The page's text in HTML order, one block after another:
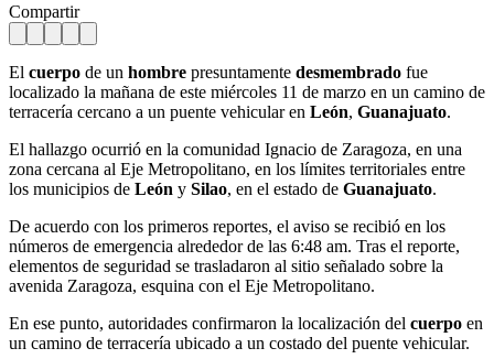
Compartir
El cuerpo de un hombre presuntamente desmembrado fue
localizado la mañana de este miércoles 11 de marzo en un camino de
terracería cercano a un puente vehicular en León, Guanajuato.
El hallazgo ocurrió en la comunidad Ignacio de Zaragoza, en una
zona cercana al Eje Metropolitano, en los límites territoriales entre
los municipios de León y Silao, en el estado de Guanajuato.
De acuerdo con los primeros reportes, el aviso se recibió en los
números de emergencia alrededor de las 6:48 am. Tras el reporte,
elementos de seguridad se trasladaron al sitio señalado sobre la
avenida Zaragoza, esquina con el Eje Metropolitano.
En ese punto, autoridades confirmaron la localización del cuerpo en
un camino de terracería ubicado a un costado del puente vehicular.